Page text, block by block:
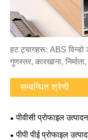
हट ट्यागहरू: ABS विन्डो
गुणस्तर, कारखाना,
सम्बन्धित श्रेणी
पीवीसी प्रोफाइल
पीपी पीई प्रोफाइल